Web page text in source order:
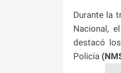
Durante la
Nacional,
destacó
Policía